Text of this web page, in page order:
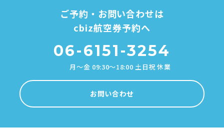
ご予約・お問い合わせは
cbiz航空券予約へ
06-6151-3254
月～金 09:30～18:00 土日祝 休業
お問い合わせ